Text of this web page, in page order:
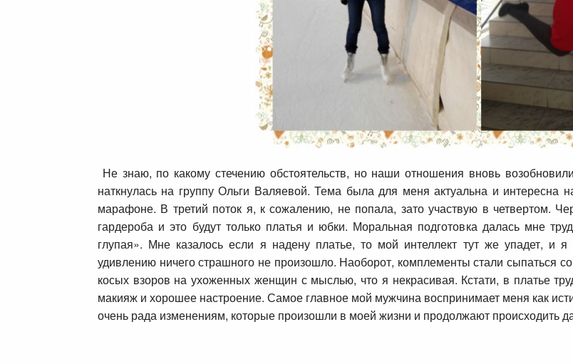
Не знаю, по какому стечению обстоятельств, но наши отношения вновь
наткнулась на группу Ольги Валяевой. Тема была для меня актуальна и интересна
марафоне. В третий поток я, к сожалению, не попала, зато участвую в четвертом.
гардероба и это будут только платья и юбки. Моральная подготовка далась мне
глупая». Мне казалось если я надену платье, то мой интеллект тут же упадет, и
удивлению ничего страшного не произошло. Наоборот, комплементы стали сыпаться
косых взоров на ухоженных женщин с мыслью, что я некрасивая. Кстати, в платье
макияж и хорошее настроение. Самое главное мой мужчина воспринимает меня как
очень рада изменениям, которые произошли в моей жизни и продолжают происходить